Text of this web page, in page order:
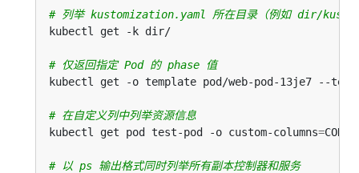
# 列举 kustomization.yaml 所在目录（例如 dir/
# 仅返回指定 Pod 的 phase 值
kubectl get -o template pod/web-pod-13je7 --
# 在自定义列中列举资源信息
kubectl get pod test-pod -o custom-columns=
# 以 ps 输出格式同时列举所有副本控制器和服务